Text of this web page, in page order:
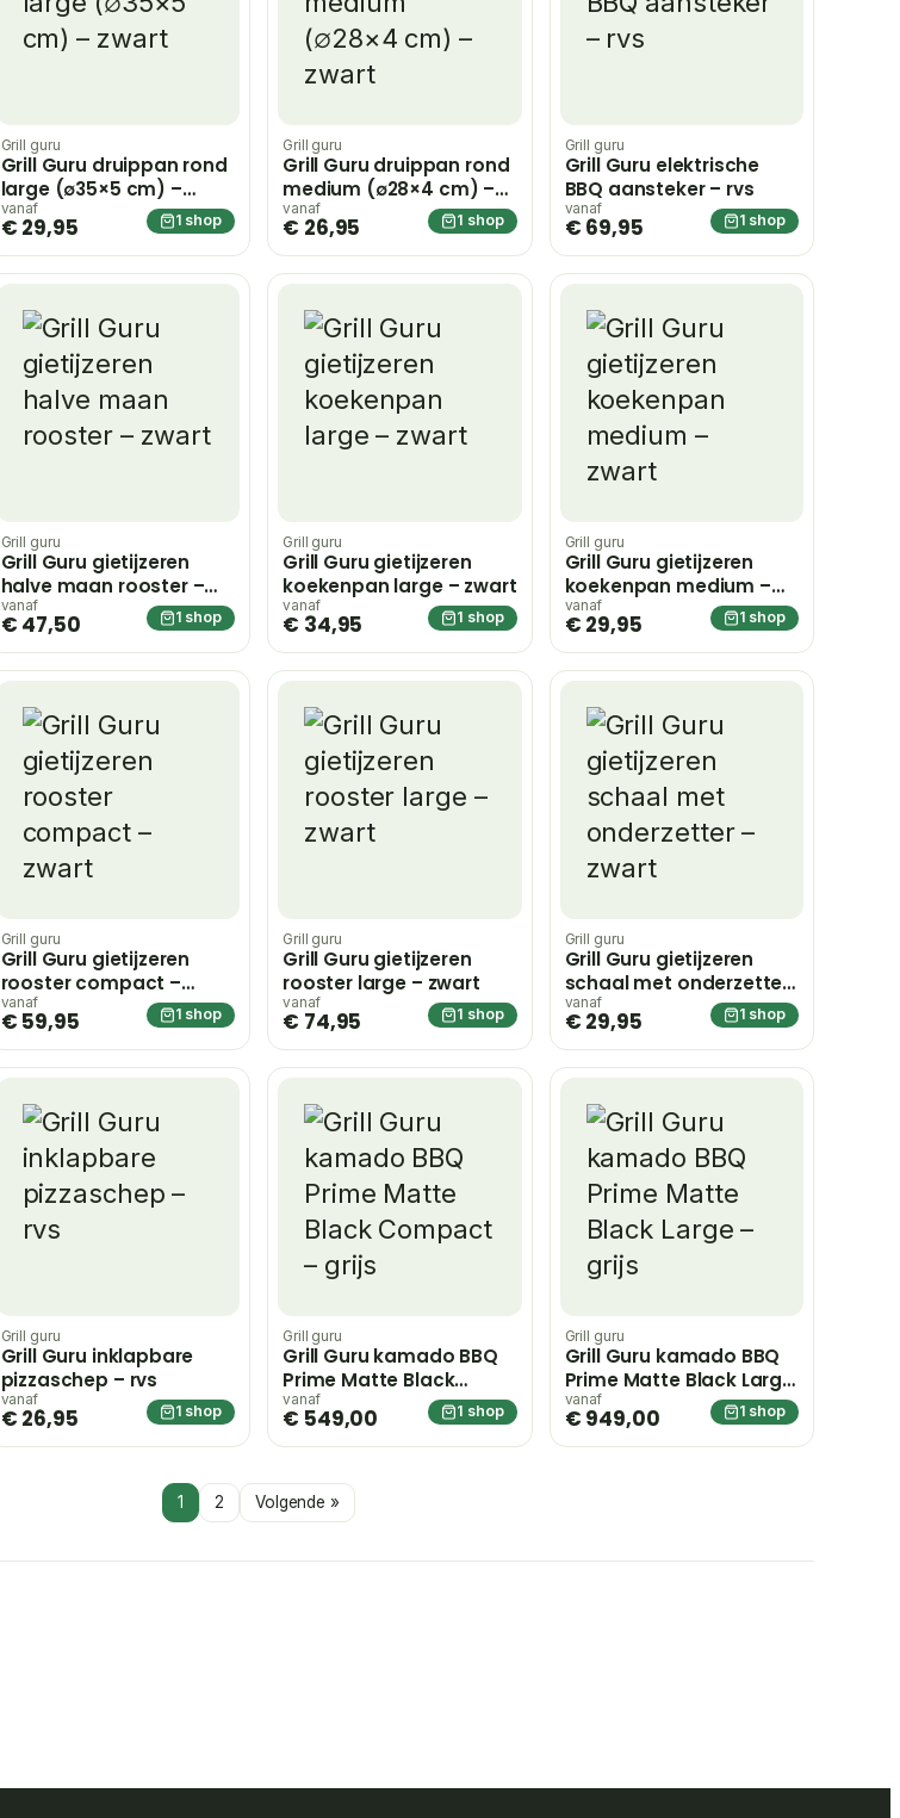
Grill guru
Grill Guru druippan rond
large (∅35×5 cm) –
zwart
vanaf
€ 29,95 1 shop
Grill guru
Grill Guru druippan rond
medium (∅28×4 cm) –
zwart
vanaf
€ 26,95 1 shop
Grill guru
Grill Guru elektrische
BBQ aansteker – rvs
vanaf
€ 69,95 1 shop
Grill guru
Grill Guru gietijzeren
halve maan rooster –
zwart
vanaf
€ 47,50 1 shop
Grill guru
Grill Guru gietijzeren
koekenpan large – zwart
vanaf
€ 34,95 1 shop
Grill guru
Grill Guru gietijzeren
koekenpan medium –
zwart
vanaf
€ 29,95 1 shop
Grill guru
Grill Guru gietijzeren
rooster compact –
zwart
vanaf
€ 59,95 1 shop
Grill guru
Grill Guru gietijzeren
rooster large – zwart
vanaf
€ 74,95 1 shop
Grill guru
Grill Guru gietijzeren
schaal met onderzetter
– zwart
vanaf
€ 29,95 1 shop
Grill guru
Grill Guru inklapbare
pizzaschep – rvs
vanaf
€ 26,95 1 shop
Grill guru
Grill Guru kamado BBQ
Prime Matte Black
Compact – grijs
vanaf
€ 549,00 1 shop
Grill guru
Grill Guru kamado BBQ
Prime Matte Black Large
– grijs
vanaf
€ 949,00 1 shop
1 2 Volgende »